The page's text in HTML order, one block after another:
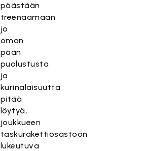
päästään
treenaamaan
jo
oman
pään
puolustusta
ja
kurinalaisuutta
pitää
löytyä,
joukkueen
taskurakettiosastoon
lukeutuva